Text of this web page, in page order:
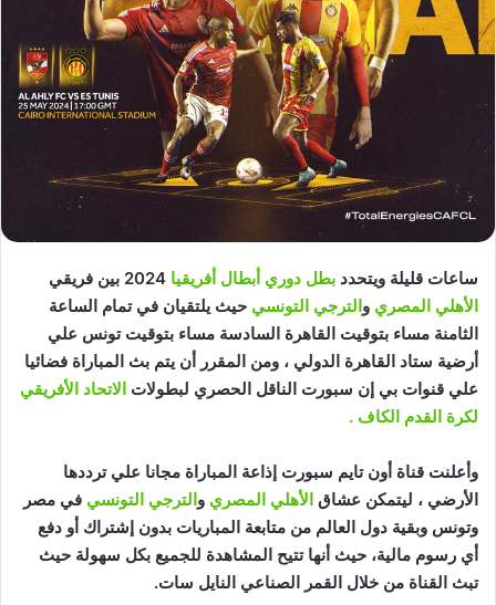
ساعات قليلة ويتحدد بطل دوري أبطال أفريقيا
الأهلي المصري و الترجي التونسي حيث يلتقيان في تمام الساعة
الثامنة مساء بتوقيت القاهرة السادسة مساء بتوقيت تونس علي
أرضية ستاد القاهرة الدولي ، ومن المقرر أن يتم بث المباراة فضائيا
علي قنوات بي إن سبورت الناقل الحصري لبطولات الاتحاد الأفريقي
لكرة القدم الكاف .
وأعلنت قناة أون تايم سبورت إذاعة المباراة مجانا علي ترددها
الأرضي ، ليتمكن عشاق الأهلي المصري و الترجي التونسي في مصر
وتونس وبقية دول العالم من متابعة المباريات بدون إشتراك أو دفع
أي رسوم مالية، حيث أنها تتيح المشاهدة للجميع بكل سهولة حيث
تبث القناة من خلال القمر الصناعي النايل سات.